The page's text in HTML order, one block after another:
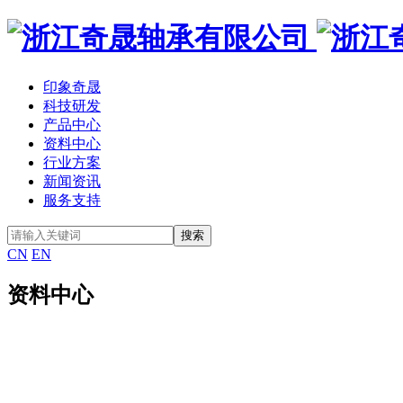
印象奇晟
科技研发
产品中心
资料中心
行业方案
新闻资讯
服务支持
CN EN
资料中心